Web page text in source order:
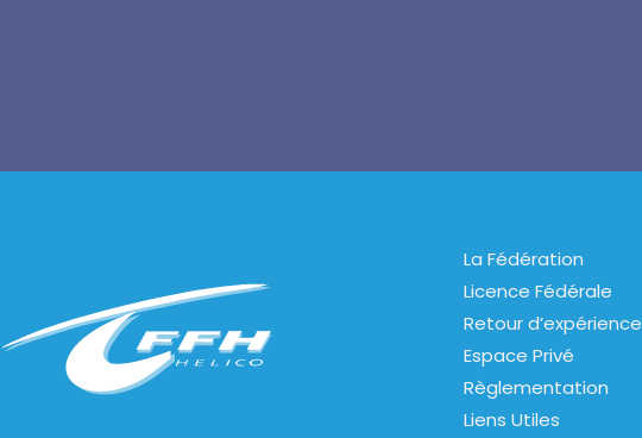
La Fédération
Licence Fédérale
Retour d’expérience
Espace Privé
Règlementation
Liens Utiles